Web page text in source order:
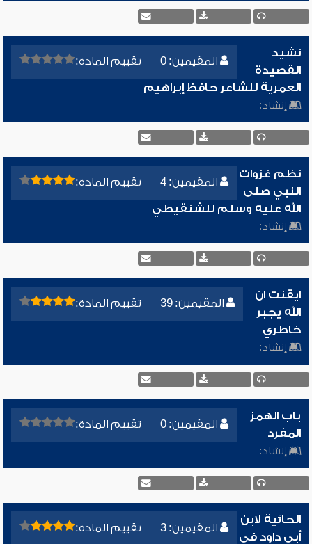
المقيمين: 0 تقييم المادة:
نشيد
القصيدة
العمرية للشاعر حافظ إبراهيم
إنشاد:
المقيمين: 4 تقييم المادة:
نظم غزوات
النبي صلى
الله عليه وسلم للشنقيطي
إنشاد:
المقيمين: 39 تقييم المادة:
ايقنت ان
الله يجبر
خاطري
إنشاد:
المقيمين: 0 تقييم المادة:
باب الهمز
المفرد
إنشاد:
المقيمين: 3 تقييم المادة:
الحائية لابن
أبي داود في